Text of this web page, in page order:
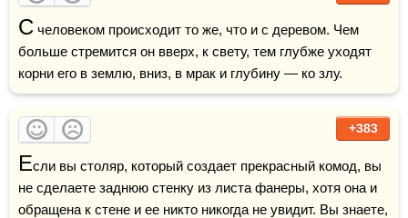
С человеком происходит то же, что и с деревом. Чем
больше стремится он вверх, к свету, тем глубже уходят
корни его в землю, вниз, в мрак и глубину — ко злу.
+383
Если вы столяр, который создает прекрасный комод, вы
не сделаете заднюю стенку из листа фанеры, хотя она и
обращена к стене и ее никто никогда не увидит. Вы знаете,